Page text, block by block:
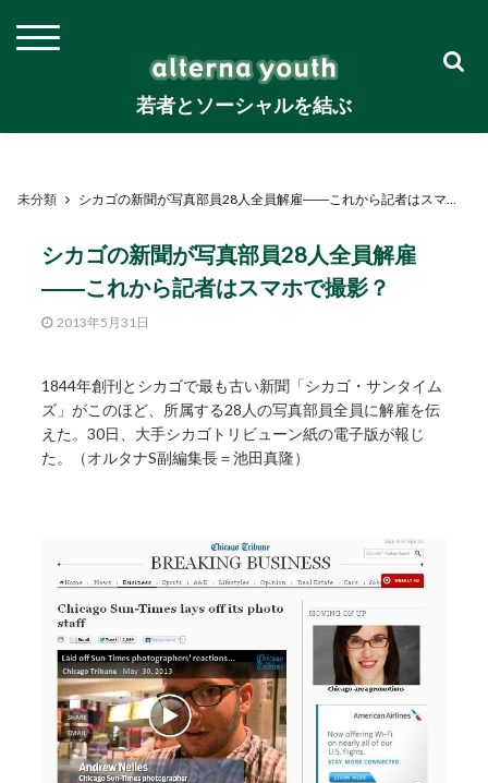
若者とソーシャルを結ぶ
未分類 シカゴの新聞が写真部員28人全員解雇――これから記者はスマホで撮影？
シカゴの新聞が写真部員28人全員解雇
――これから記者はスマホで撮影？
2013年5月31日
1844年創刊とシカゴで最も古い新聞「シカゴ・サンタイム
ズ」がこのほど、所属する28人の写真部員全員に解雇を伝
えた。30日、大手シカゴトリビューン紙の電子版が報じ
た。（オルタナS副編集長＝池田真隆）